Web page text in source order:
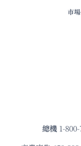
市
總機 1-